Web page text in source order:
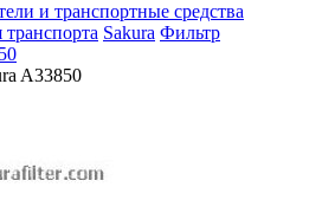
и транспортные средства
Sakura Фильтр
A33850